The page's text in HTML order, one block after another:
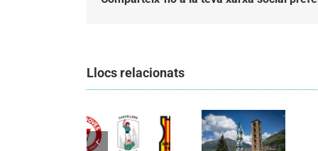
Llocs relacionats
Els
Vilafranca
unieixen
tradició i
Castellers
Vilafranca
organitzen
la segona